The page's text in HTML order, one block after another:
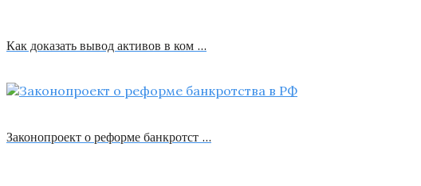
Как доказать вывод активов в ком …
Законопроект о реформе банкротст …